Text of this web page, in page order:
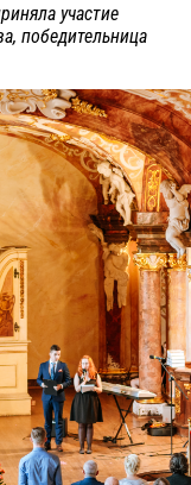
участие
победительница